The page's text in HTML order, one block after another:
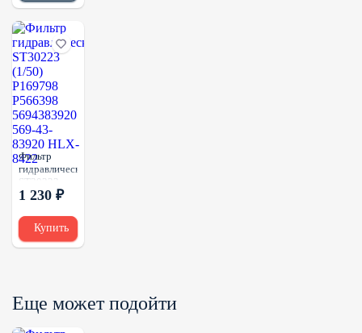
AT204010
Фильтр
гидравлический
ST30223
(1/50)
P566398
5694383920
569-43-
1 230 ₽
Купить
Еще может подойти